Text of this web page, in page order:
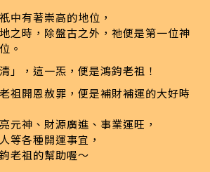
中有著崇高的地位，
之時，除盤古之外，祂便是第一位神
。
」，這一炁，便是鴻鈞老祖！
祖開恩赦罪，便是補財補運的大好時
元神、財源廣進、事業運旺，
等各種開運事宜，
老祖的幫助喔〜